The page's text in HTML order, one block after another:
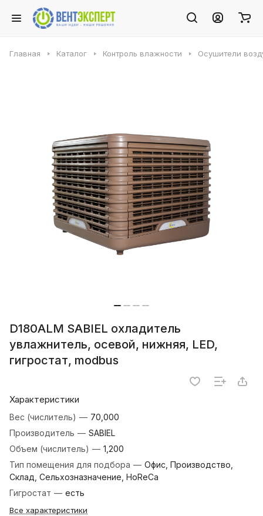
Главная Каталог Контроль влажности Осушители
D180ALM SABIEL охладитель
увлажнитель, осевой, нижняя, LED,
гигростат, modbus
Характеристики
Вес (числитель) — 70,000
Производитель — SABIEL
Объем (числитель) — 1,200
Тип помещения для подбора — Офис, Производство,
Склад, Сельхозназначение, HoReCa
Гигростат — есть
Все характеристики